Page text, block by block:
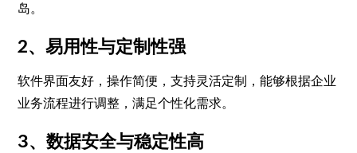
岛。
2、易用性与定制性强
软件界面友好，操作简便，支持灵活定制，能够根据企业
业务流程进行调整，满足个性化需求。
3、数据安全与稳定性高